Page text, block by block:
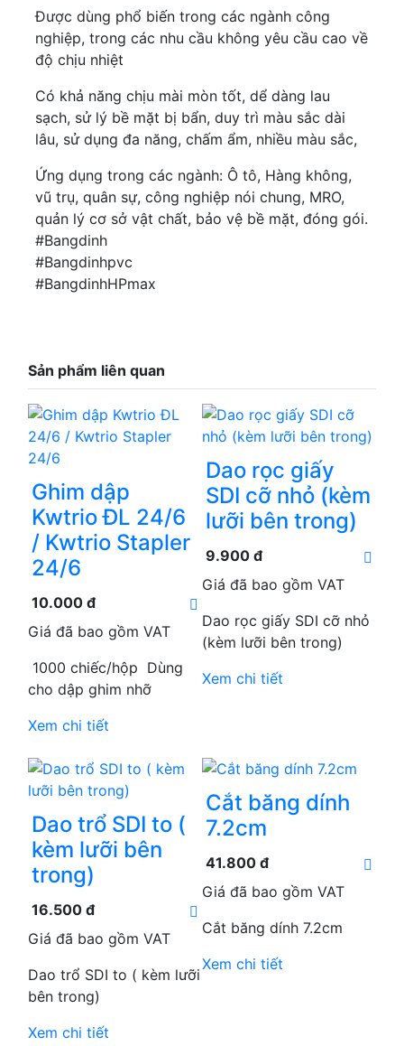
Được dùng phổ biến trong các ngành công
nghiệp, trong các nhu cầu không yêu cầu cao về
độ chịu nhiệt
Có khả năng chịu mài mòn tốt, dể dàng lau
sạch, sử lý bề mặt bị bẩn, duy trì màu sắc dài
lâu, sử dụng đa năng, chấm ẩm, nhiều màu sắc,
Ứng dụng trong các ngành: Ô tô, Hàng không,
vũ trụ, quân sự, công nghiệp nói chung, MRO,
quản lý cơ sở vật chất, bảo vệ bề mặt, đóng gói.
#Bangdinh
#Bangdinhpvc
#BangdinhHPmax
Sản phẩm liên quan
Ghim dập
Kwtrio ĐL 24/6
/ Kwtrio Stapler
24/6
10.000 đ
Giá đã bao gồm VAT
1000 chiếc/hộp Dùng
cho dập ghim nhỡ
Xem chi tiết
Dao rọc giấy
SDI cỡ nhỏ (kèm
lưỡi bên trong)
9.900 đ
Giá đã bao gồm VAT
Dao rọc giấy SDI cỡ nhỏ
(kèm lưỡi bên trong)
Xem chi tiết
Dao trổ SDI to (
kèm lưỡi bên
trong)
16.500 đ
Giá đã bao gồm VAT
Dao trổ SDI to ( kèm lưỡi
bên trong)
Xem chi tiết
Cắt băng dính
7.2cm
41.800 đ
Giá đã bao gồm VAT
Cắt băng dính 7.2cm
Xem chi tiết